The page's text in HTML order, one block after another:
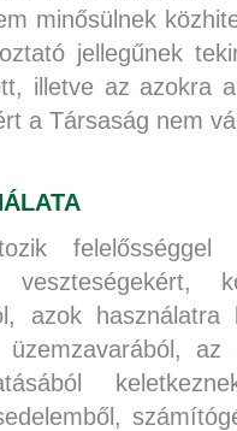
minősülnek
jellegűnek
illetve az azokra
a Társaság nem
felelősséggel
veszteségekért,
azok
üzemzavarából,